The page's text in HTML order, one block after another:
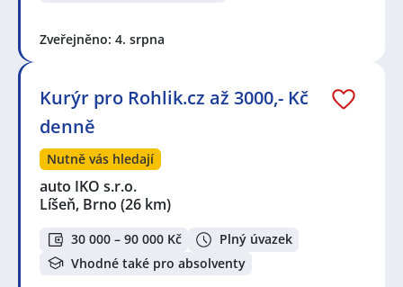
Zveřejněno: 4. srpna
Kurýr pro Rohlik.cz až 3000,- Kč
denně
Nutně vás hledají
auto IKO s.r.o.
Líšeň, Brno (26 km)
30 000 – 90 000 Kč
Plný úvazek
Vhodné také pro absolventy